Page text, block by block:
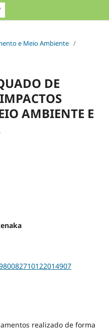
e Meio Ambiente /
DE
AMBIENTE E
realizado de forma